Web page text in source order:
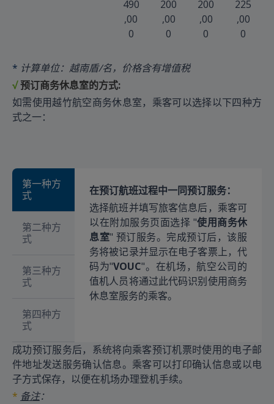
490
,00
0
200
,00
0
200
,00
0
225
,00
0
* 计算单位：越南盾/名，价格含有增值税
√预订商务休息室的方式:
如需使用越竹航空商务休息室，乘客可以选择以下四种方
式之一：
第一种方
式
第二种方
式
第三种方
式
第四种方
式
在预订航班过程中一同预订服务：
选择航班并填写旅客信息后，乘客可
以在附加服务页面选择 "使用商务休
息室" 预订服务。完成预订后，该服
务将被记录并显示在电子客票上，代
码为"VOUC"。在机场，航空公司的
值机人员将通过此代码识别使用商务
休息室服务的乘客。
成功预订服务后，系统将向乘客预订机票时使用的电子邮
件地址发送服务确认信息。乘客可以打印确认信息或以电
子方式保存，以便在机场办理登机手续。
* 备注：